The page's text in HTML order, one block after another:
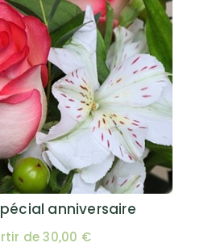
anniversaire
de 30,00 €